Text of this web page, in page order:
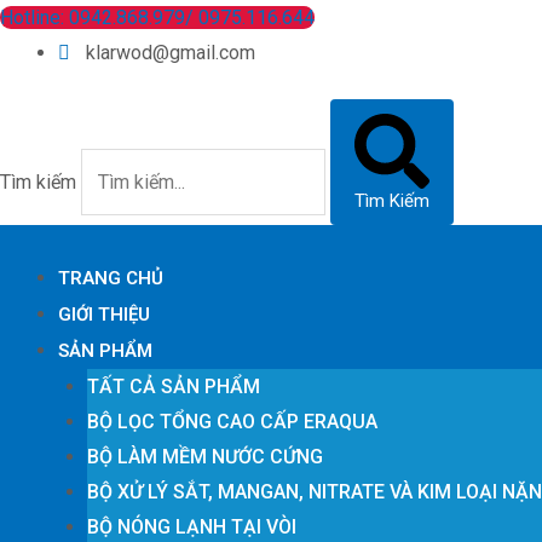
Nhảy
Hotline: 0942.868.979/ 0975.116.644
klarwod@gmail.com
Tìm kiếm
Tìm Kiếm
TRANG CHỦ
GIỚI THIỆU
SẢN PHẨM
TẤT CẢ SẢN PHẨM
BỘ LỌC TỔNG CAO CẤP ERAQUA
BỘ LÀM MỀM NƯỚC CỨNG
BỘ XỬ LÝ SẮT, MANGAN, NITRATE VÀ KIM LOẠI
BỘ NÓNG LẠNH TẠI VÒI